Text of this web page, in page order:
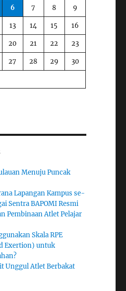
6 7 8 9
13 14 15 16
20 21 22 23
27 28 29 30
Menuju Puncak
Lapangan Kampus se-
Sentra BAPOMI Resmi
Pembinaan Atlet Pelajar
Skala RPE
Exertion) untuk
Unggul Atlet Berbakat